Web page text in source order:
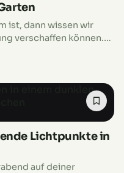
ist, dann wissen wir
verschaffen können.
Lichtpunkte in
auf deiner